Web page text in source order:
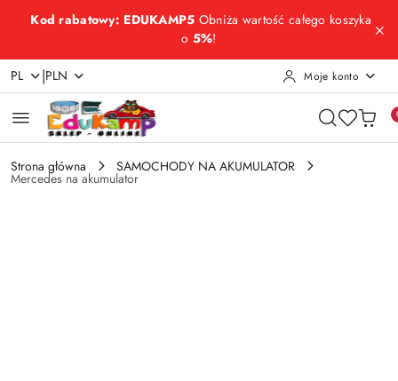
Przejdź do treści głównej
Przejdź do wyszukiwarki
Przejdź do moje konto
Przejdź do menu głównego
Przejdź do opisu produktu
Przejdź do stopki
Kod rabatowy: EDUKAMP5 Obniża wartość całego koszyka
o 5%!
PL |PLN Moje konto
Strona główna SAMOCHODY NA AKUMULATOR
Mercedes na akumulator